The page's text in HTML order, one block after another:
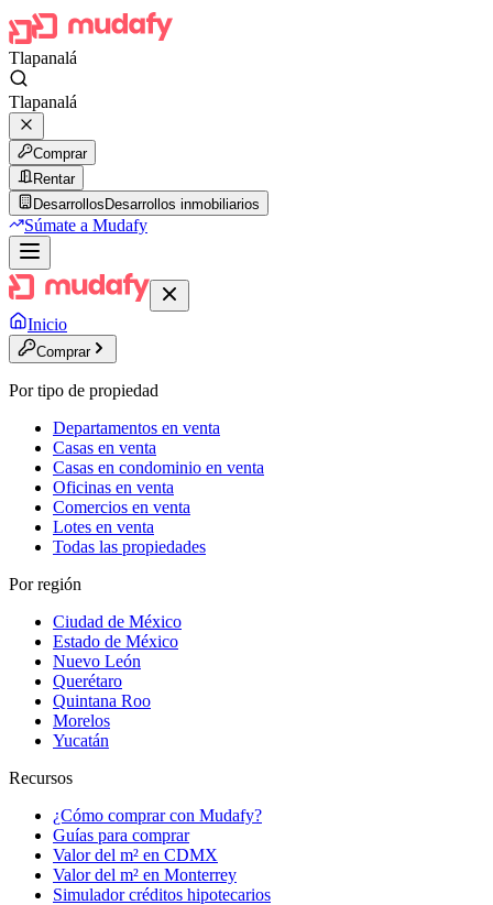
Tlapanalá
Tlapanalá
Comprar
Rentar
Desarrollos Desarrollos inmobiliarios
Súmate a Mudafy
Inicio
Comprar
Por tipo de propiedad
Departamentos en venta
Casas en venta
Casas en condominio en venta
Oficinas en venta
Comercios en venta
Lotes en venta
Todas las propiedades
Por región
Ciudad de México
Estado de México
Nuevo León
Querétaro
Quintana Roo
Morelos
Yucatán
Recursos
¿Cómo comprar con Mudafy?
Guías para comprar
Valor del m² en CDMX
Valor del m² en Monterrey
Simulador créditos hipotecarios